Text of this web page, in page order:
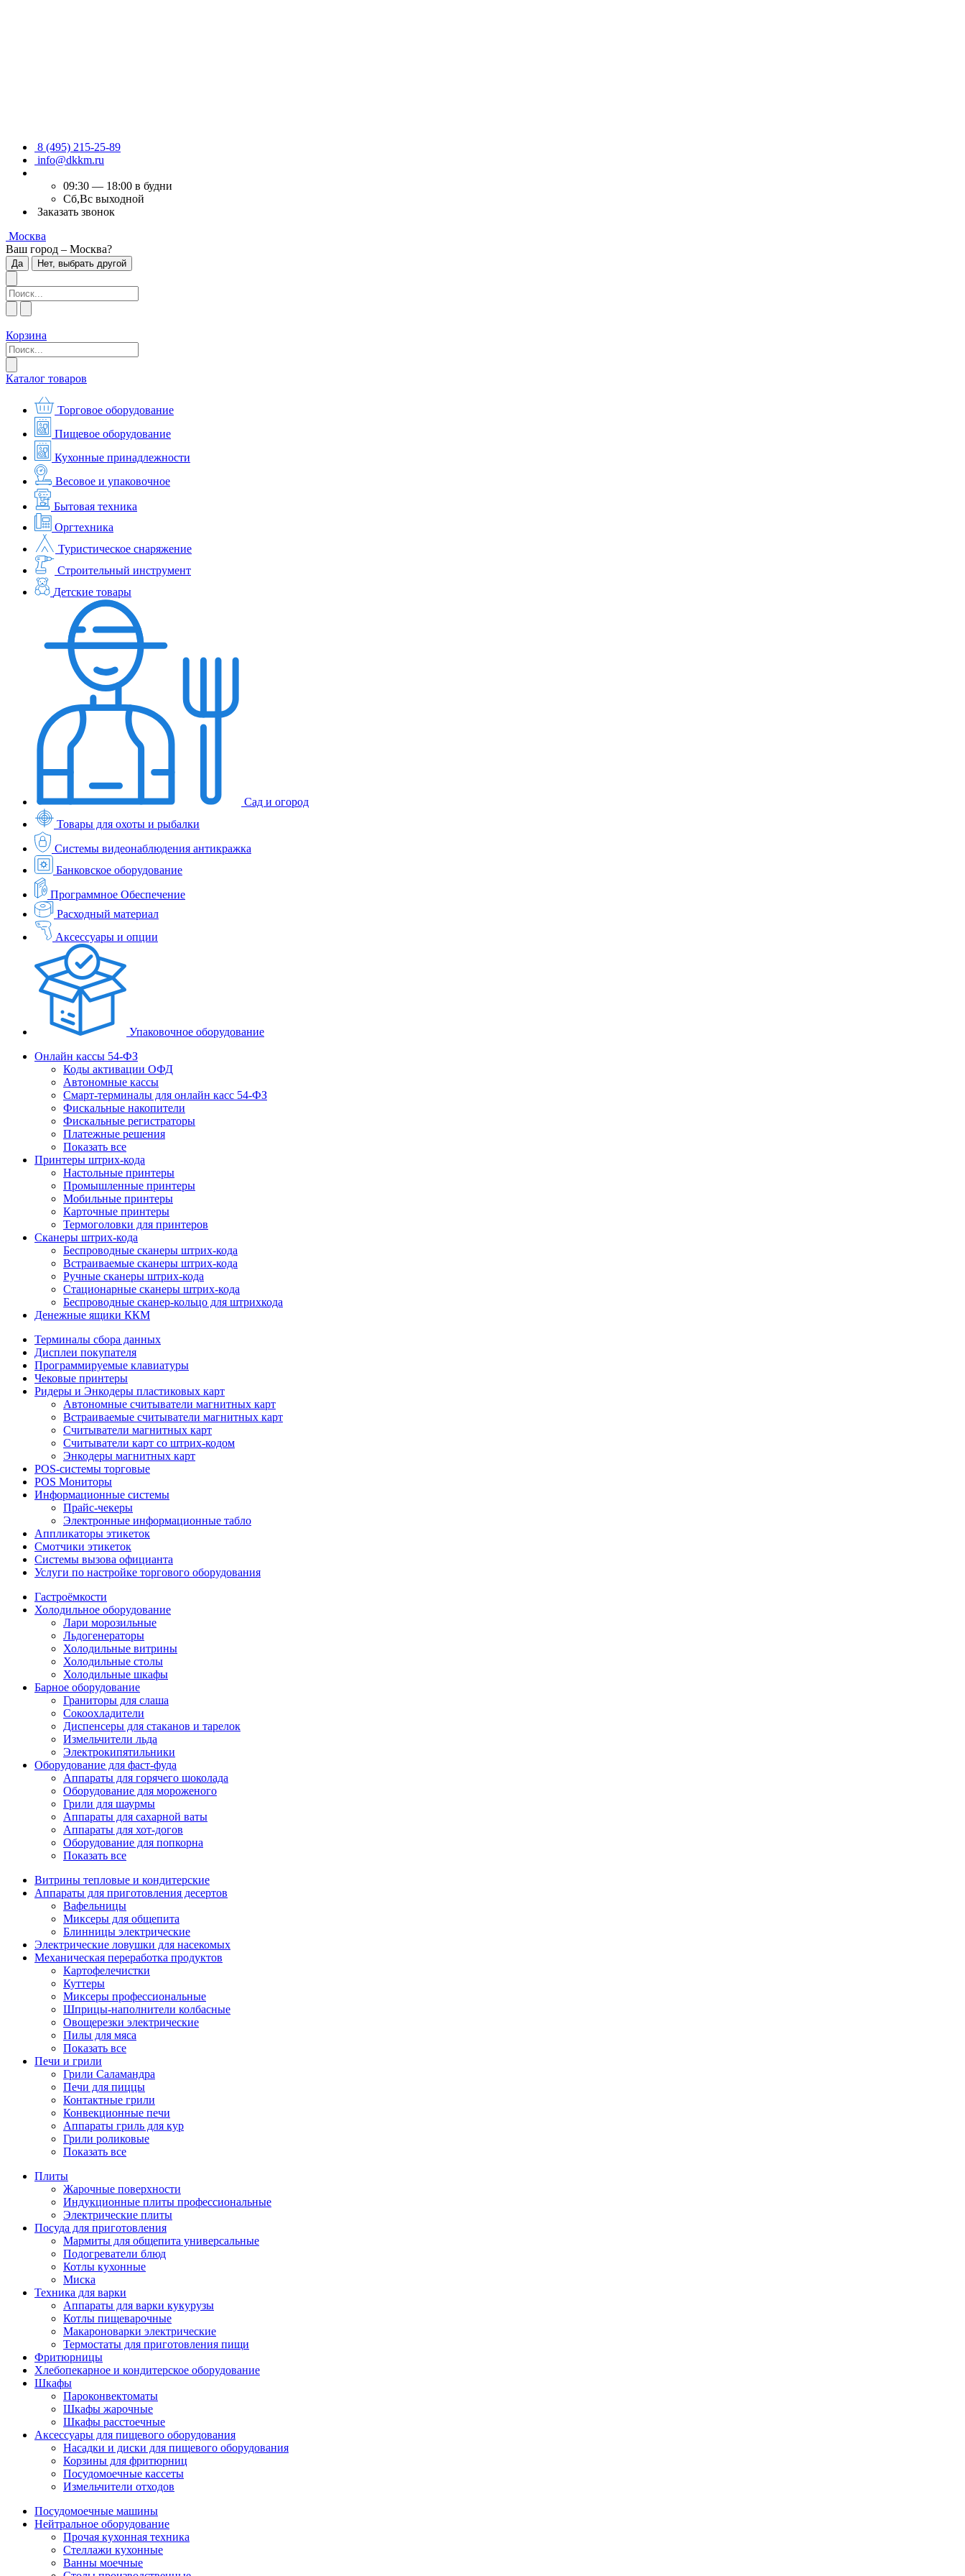
8 (495) 215-25-89
info@dkkm.ru
09:30 — 18:00 в будни
Сб,Вс выходной
Заказать звонок
Москва
Ваш город – Москва?
Да Нет, выбрать другой
Корзина
Каталог товаров
Торговое оборудование
Пищевое оборудование
Кухонные принадлежности
Весовое и упаковочное
Бытовая техника
Оргтехника
Туристическое снаряжение
Строительный инструмент
Детские товары
Сад и огород
Товары для охоты и рыбалки
Системы видеонаблюдения антикражка
Банковское оборудование
Программное Обеспечение
Расходный материал
Аксессуары и опции
Упаковочное оборудование
Онлайн кассы 54-ФЗ
Коды активации ОФД
Автономные кассы
Смарт-терминалы для онлайн касс 54-ФЗ
Фискальные накопители
Фискальные регистраторы
Платежные решения
Показать все
Принтеры штрих-кода
Настольные принтеры
Промышленные принтеры
Мобильные принтеры
Карточные принтеры
Термоголовки для принтеров
Сканеры штрих-кода
Беспроводные сканеры штрих-кода
Встраиваемые сканеры штрих-кода
Ручные сканеры штрих-кода
Стационарные сканеры штрих-кода
Беспроводные сканер-кольцо для штрихкода
Денежные ящики ККМ
Терминалы сбора данных
Дисплеи покупателя
Программируемые клавиатуры
Чековые принтеры
Ридеры и Энкодеры пластиковых карт
Автономные считыватели магнитных карт
Встраиваемые считыватели магнитных карт
Считыватели магнитных карт
Считыватели карт со штрих-кодом
Энкодеры магнитных карт
POS-системы торговые
POS Мониторы
Информационные системы
Прайс-чекеры
Электронные информационные табло
Аппликаторы этикеток
Смотчики этикеток
Системы вызова официанта
Услуги по настройке торгового оборудования
Гастроёмкости
Холодильное оборудование
Лари морозильные
Льдогенераторы
Холодильные витрины
Холодильные столы
Холодильные шкафы
Барное оборудование
Граниторы для слаша
Сокоохладители
Диспенсеры для стаканов и тарелок
Измельчители льда
Электрокипятильники
Оборудование для фаст-фуда
Аппараты для горячего шоколада
Оборудование для мороженого
Грили для шаурмы
Аппараты для сахарной ваты
Аппараты для хот-догов
Оборудование для попкорна
Показать все
Витрины тепловые и кондитерские
Аппараты для приготовления десертов
Вафельницы
Миксеры для общепита
Блинницы электрические
Электрические ловушки для насекомых
Механическая переработка продуктов
Картофелечистки
Куттеры
Миксеры профессиональные
Шприцы-наполнители колбасные
Овощерезки электрические
Пилы для мяса
Показать все
Печи и грили
Грили Саламандра
Печи для пиццы
Контактные грили
Конвекционные печи
Аппараты гриль для кур
Грили роликовые
Показать все
Плиты
Жарочные поверхности
Индукционные плиты профессиональные
Электрические плиты
Посуда для приготовления
Мармиты для общепита универсальные
Подогреватели блюд
Котлы кухонные
Миска
Техника для варки
Аппараты для варки кукурузы
Котлы пищеварочные
Макароноварки электрические
Термостаты для приготовления пищи
Фритюрницы
Хлебопекарное и кондитерское оборудование
Шкафы
Пароконвектоматы
Шкафы жарочные
Шкафы расстоечные
Аксессуары для пищевого оборудования
Насадки и диски для пищевого оборудования
Корзины для фритюрниц
Посудомоечные кассеты
Измельчители отходов
Посудомоечные машины
Нейтральное оборудование
Прочая кухонная техника
Стеллажи кухонные
Ванны моечные